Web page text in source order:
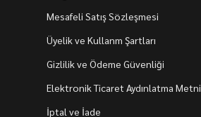
Mesafeli Satış Sözleşmesi
Üyelik ve Kullanm Şartları
Gizlilik ve Ödeme Güvenliği
Elektronik Ticaret Aydınlatma Metni
İptal ve İade